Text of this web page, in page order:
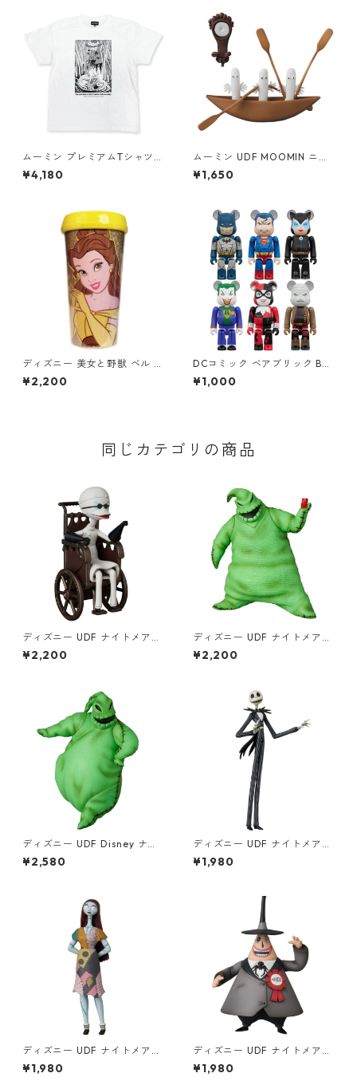
ムーミン プレミアムTシャツ
夏祭り ホワイト スナフキン&
リトルミイ 80th 小説TEE MO
¥4,180
ムーミン UDF MOOMIN ニョ
ロニョロ（船、気圧計付き）
フィギュア
¥1,650
ディズニー 美女と野獣 ベル グ
リッタートラベルマグ タンブ
ラー DISNEY
¥2,200
DCコミック ベアブリック BE
@RBRICK CHASE BATMAN H
USH #1 フィギュア 単品（1
¥1,000
同じカテゴリの商品
ディズニー UDF ナイトメア
ー・ビフォア・クリスマス フ
ィンケルスタイン博士 フィギ
¥2,200
ディズニー UDF ナイトメア
ー・ビフォア・クリスマス ウ
ギー・ブギー フィギュア Disn
¥2,200
ディズニー UDF Disney ナイ
トメアー・ビフォア・クリス
マス ウギー・ブギー フィギュ
¥2,580
ディズニー UDF ナイトメア
ー・ビフォア・クリスマス ジ
ャック・スケリントン フィギ
¥1,980
ディズニー UDF ナイトメア
ー・ビフォア・クリスマス サ
リー フィギュア Disney NBC
¥1,980
ディズニー UDF ナイトメア
ー・ビフォア・クリスマス メ
イヤー フィギュア Disney NB
¥1,980